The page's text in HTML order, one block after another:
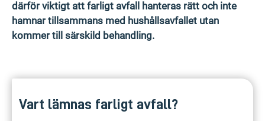
därför viktigt att farligt avfall hanteras rätt och inte
hamnar tillsammans med hushållsavfallet utan
kommer till särskild behandling.
Vart lämnas farligt avfall?